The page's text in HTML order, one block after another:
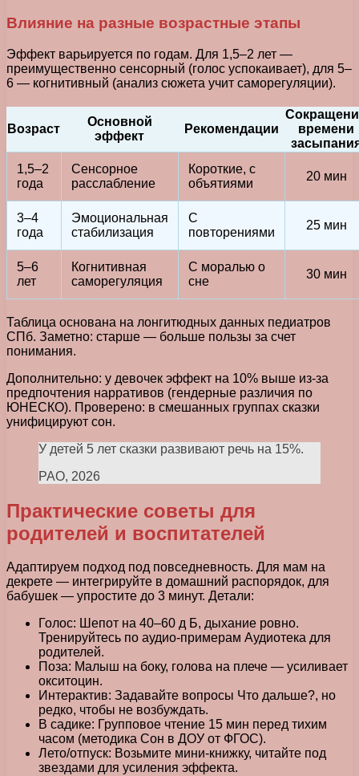
Влияние на разные возрастные этапы
Эффект варьируется по годам. Для 1,5–2 лет —
преимущественно сенсорный (голос успокаивает), для 5–
6 — когнитивный (анализ сюжета учит саморегуляции).
Возраст
Основной
эффект
Рекомендации
времени
1,5–2
года
Сенсорное
расслабление
Короткие, с
объятиями
20 мин
3–4
года
Эмоциональная
стабилизация
С
повторениями
25 мин
5–6
лет
Когнитивная
саморегуляция
С моралью о
сне
30 мин
Таблица основана на лонгитюдных данных педиатров
СПб. Заметно: старше — больше пользы за счет
понимания.
Дополнительно: у девочек эффект на 10% выше из-за
предпочтения нарративов (гендерные различия по
ЮНЕСКО). Проверено: в смешанных группах сказки
унифицируют сон.
У детей 5 лет сказки развивают речь на 15%.
РАО, 2026
Практические советы для
родителей и воспитателей
Адаптируем подход под повседневность. Для мам на
декрете — интегрируйте в домашний распорядок, для
бабушек — упростите до 3 минут. Детали:
Голос: Шепот на 40–60 д Б, дыхание ровно.
Тренируйтесь по аудио-примерам Аудиотека для
родителей.
Поза: Малыш на боку, голова на плече — усиливает
окситоцин.
Интерактив: Задавайте вопросы Что дальше?, но
редко, чтобы не возбуждать.
В садике: Групповое чтение 15 мин перед тихим
часом (методика Сон в ДОУ от ФГОС).
Лето/отпуск: Возьмите мини-книжку, читайте под
звездами для усиления эффекта.